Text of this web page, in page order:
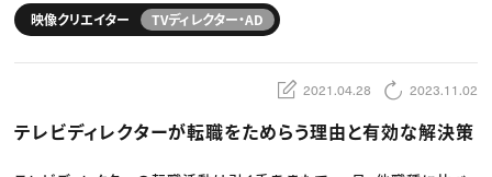
スキルアップしたい！
デザイン
編集・ライティング
マーケティング
業界解説・キャリア事情
TOP Creator’s コラム
Webクリエイター
アプリクリエイター
セミナー
映像クリエイター TVディレクター・AD
2021.04.28 2023.11.02
テレビディレクターが転職をためらう理由と有効な解決策